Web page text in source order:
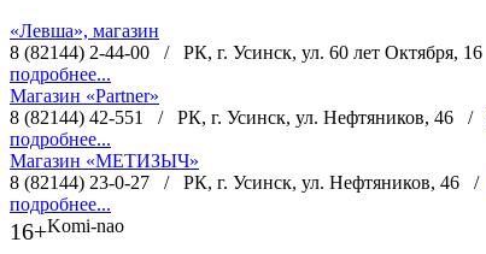
«Левша», магазин
8 (82144) 2-44-00
/ РК, г. Усинск, ул. 60 лет Октября, 16
подробнее...
Магазин «Partner»
8 (82144) 42-551
/ РК, г. Усинск, ул. Нефтяников, 46 /
подробнее...
Магазин «МЕТИЗЫЧ»
8 (82144) 23-0-27
/ РК, г. Усинск, ул. Нефтяников, 46 /
подробнее...
16+Komi-nao